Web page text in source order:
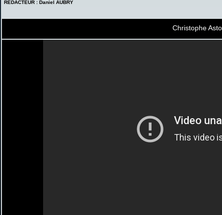
REDACTEUR : Daniel AUBRY
Christophe